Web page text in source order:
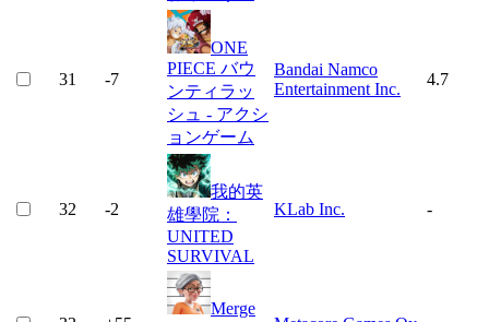
31 -7
ONE
PIECE バウ
ンティラッ
シュ - アクシ
ョンゲーム
Bandai Namco
Entertainment Inc.
4.7
32 -2
我的英
雄學院：
UNITED
SURVIVAL
KLab Inc. -
Merge